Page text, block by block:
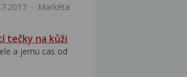
Markéta
tečky na kůži
a jemu cas od